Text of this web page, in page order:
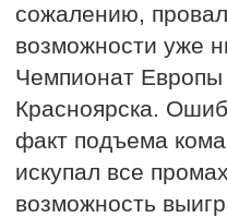
сожалению,
возможности уже
Чемпионат
Красноярска.
факт подъема
искупал все
возможность